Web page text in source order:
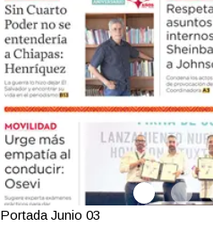
Portada Junio 03